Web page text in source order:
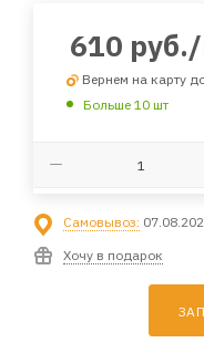
610 руб.
Вернем на карту
Больше 10 шт
Самовывоз:
Хочу в подарок